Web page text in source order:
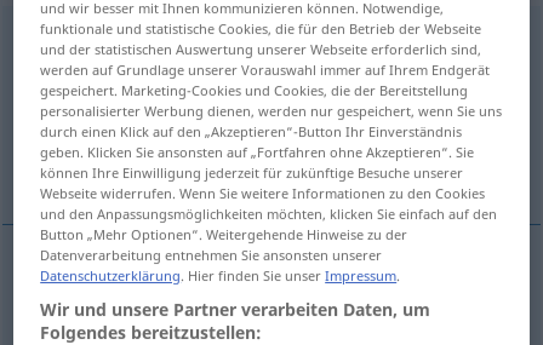
unwirtlichadj
Übersicht aller Übersetzungen
(Für mehr Details die Übersetzung anklicken/antippen)
inhospitalier
unwirtlich
und wir besser mit Ihnen kommunizieren können. Notwendige,
funktionale und statistische Cookies, die für den Betrieb der Webseite
und der statistischen Auswertung unserer Webseite erforderlich sind,
werden auf Grundlage unserer Vorauswahl immer auf Ihrem Endgerät
gespeichert. Marketing-Cookies und Cookies, die der Bereitstellung
personalisierter Werbung dienen, werden nur gespeichert, wenn Sie uns
durch einen Klick auf den „Akzeptieren“-Button Ihr Einverständnis
geben. Klicken Sie ansonsten auf „Fortfahren ohne Akzeptieren“. Sie
können Ihre Einwilligung jederzeit für zukünftige Besuche unserer
Webseite widerrufen. Wenn Sie weitere Informationen zu den Cookies
und den Anpassungsmöglichkeiten möchten, klicken Sie einfach auf den
Button „Mehr Optionen“. Weitergehende Hinweise zu der
Datenverarbeitung entnehmen Sie ansonsten unserer
Datenschutzerklärung. Hier finden Sie unserImpressum.
Wir und unsere Partner verarbeiten Daten, um
Folgendes bereitzustellen: